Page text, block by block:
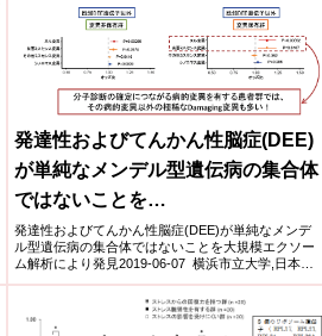
発達性およびてんかん性脳症(DEE)
が単純なメンデル型遺伝病の集合体
ではないことを…
発達性およびてんかん性脳症(DEE)が単純なメンデ
ル型遺伝病の集合体ではないことを大規模エクソー
ム解析により発見2019-06-07 横浜市立大学,日本医